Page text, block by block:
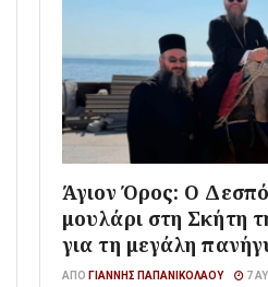
Άγιον Όρος: Ο
μουλάρι στη Σκήτη
για τη μεγάλη
ΑΠΌ ΓΙΆΝΝΗΣ ΠΑΠΑΝΙΚΟΛΆΟΥ 7